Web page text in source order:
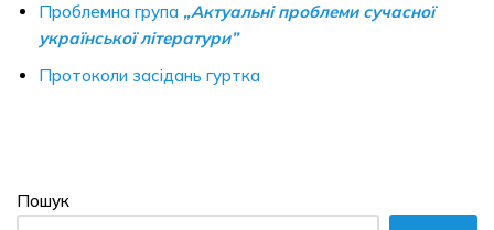
Проблемна група „Актуальні проблеми сучасної
української літератури”
Протоколи засідань гуртка
Пошук